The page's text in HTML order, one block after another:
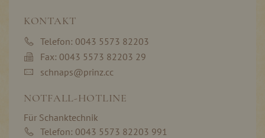
KONTAKT
Telefon: 0043 5573 82203
Fax: 0043 5573 82203 29
schnaps@prinz.cc
NOTFALL-HOTLINE
Für Schanktechnik
Telefon: 0043 5573 82203 991